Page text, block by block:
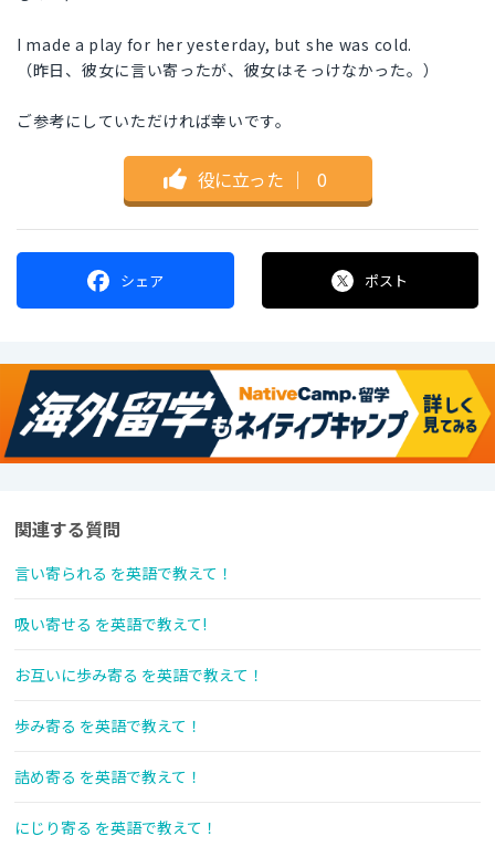
I made a play for her yesterday, but she was cold.
（昨日、彼女に言い寄ったが、彼女はそっけなかった。）
ご参考にしていただければ幸いです。
役に立った ｜ 0
シェア ポスト
関連する質問
言い寄られる を英語で教えて！
吸い寄せる を英語で教えて!
お互いに歩み寄る を英語で教えて！
歩み寄る を英語で教えて！
詰め寄る を英語で教えて！
にじり寄る を英語で教えて！